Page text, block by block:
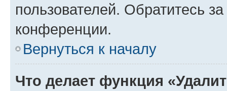
пользователей. Обратитесь
конференции.
Вернуться к началу
Что делает функция